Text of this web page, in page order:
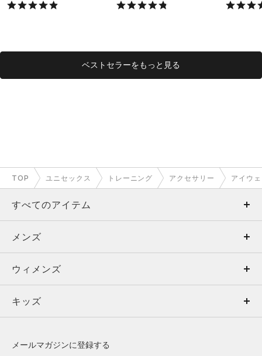
ベストセラーをもっと見る
TOP ユニセックス トレーニング アクセサリー アイウ
すべてのアイテム
メンズ
ウィメンズ
キッズ
メンズ
トップス
ボトムス
ウィメンズ
トップス
キッズ
メールマガジンに登録する